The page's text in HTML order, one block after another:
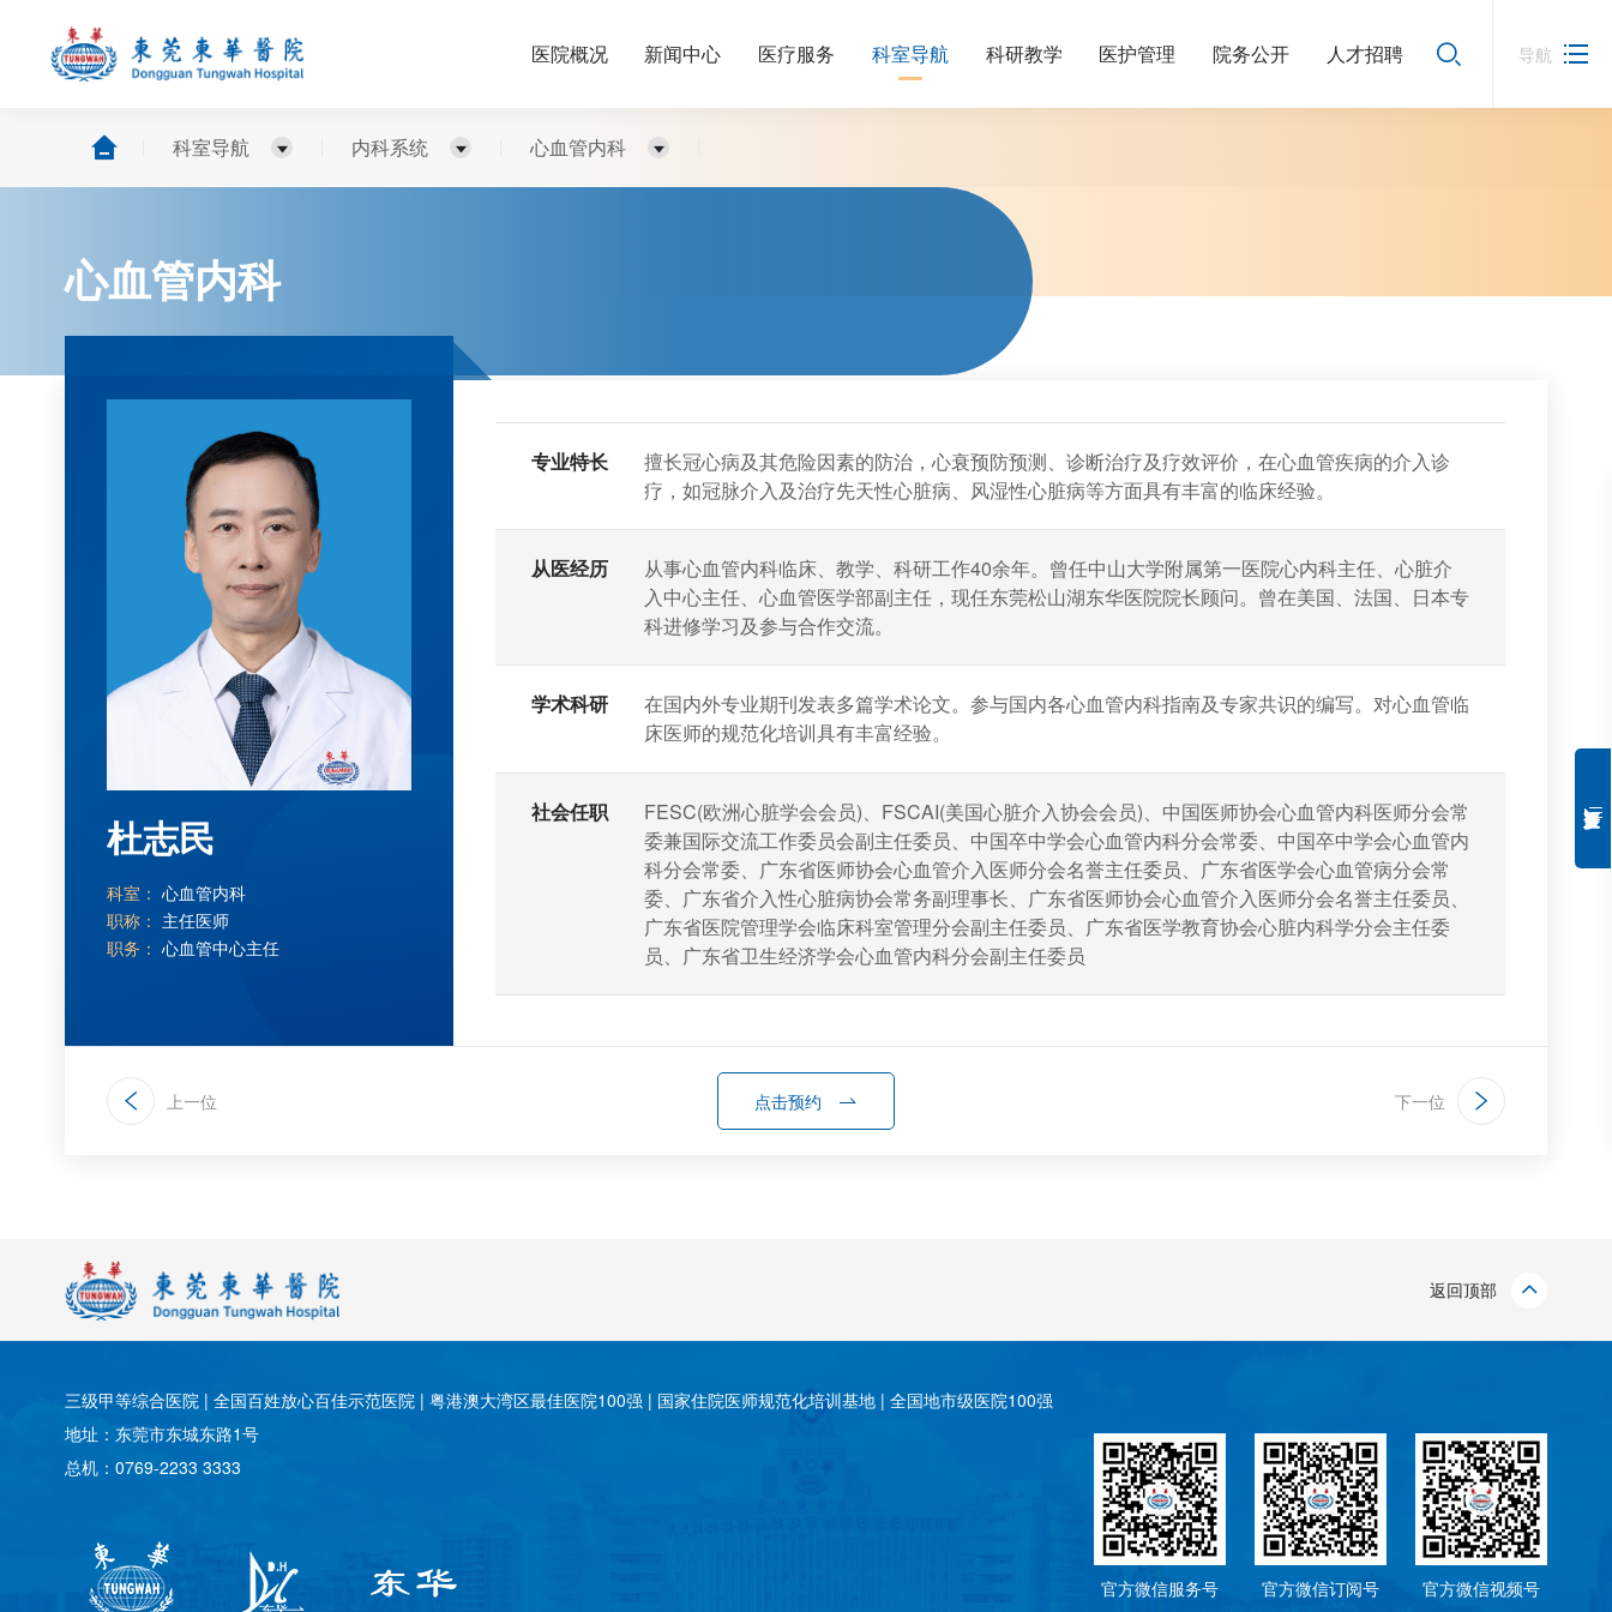
医院概况 新闻中心 医疗服务 科室导航 科研教学 医护管理 院务公开 人才招聘 导航
科室导航 内科系统 心血管内科
心血管内科
杜志民
科室： 心血管内科
职称： 主任医师
职务： 心血管中心主任
专业特长
擅长冠心病及其危险因素的防治，心衰预防预测、诊断治疗及疗效评价，在心血管疾病的介入诊
疗，如冠脉介入及治疗先天性心脏病、风湿性心脏病等方面具有丰富的临床经验。
从医经历
从事心血管内科临床、教学、科研工作40余年。曾任中山大学附属第一医院心内科主任、心脏介
入中心主任、心血管医学部副主任，现任东莞松山湖东华医院院长顾问。曾在美国、法国、日本专
科进修学习及参与合作交流。
学术科研
在国内外专业期刊发表多篇学术论文。参与国内各心血管内科指南及专家共识的编写。对心血管临
床医师的规范化培训具有丰富经验。
社会任职
FESC(欧洲心脏学会会员)、FSCAI(美国心脏介入协会会员)、中国医师协会心血管内科医师分会常
委兼国际交流工作委员会副主任委员、中国卒中学会心血管内科分会常委、中国卒中学会心血管内
科分会常委、广东省医师协会心血管介入医师分会名誉主任委员、广东省医学会心血管病分会常
委、广东省介入性心脏病协会常务副理事长、广东省医师协会心血管介入医师分会名誉主任委员、
广东省医院管理学会临床科室管理分会副主任委员、广东省医学教育协会心脏内科学分会主任委
员、广东省卫生经济学会心血管内科分会副主任委员
上一位 点击预约 下一位
返回顶部
三级甲等综合医院 | 全国百姓放心百佳示范医院 | 粤港澳大湾区最佳医院100强 | 国家住院医师规范化培训基地 | 全国地市级医院100强
地址：东莞市东城东路1号
总机：0769-2233 3333
官方微信服务号 官方微信订阅号 官方微信视频号